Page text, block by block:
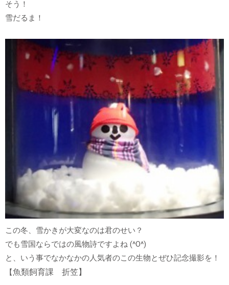
そう！
雪だるま！
この冬、雪かきが大変なのは君のせい？
でも雪国ならではの風物詩ですよね (^O^)
と、いう事でなかなかの人気者のこの生物とぜひ記念撮影を！
【魚類飼育課 折笠】